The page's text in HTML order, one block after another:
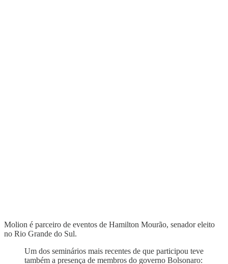
Molion é parceiro de eventos de Hamilton Mourão, senador eleito
no Rio Grande do Sul.
Um dos seminários mais recentes de que participou teve
também a presença de membros do governo Bolsonaro: